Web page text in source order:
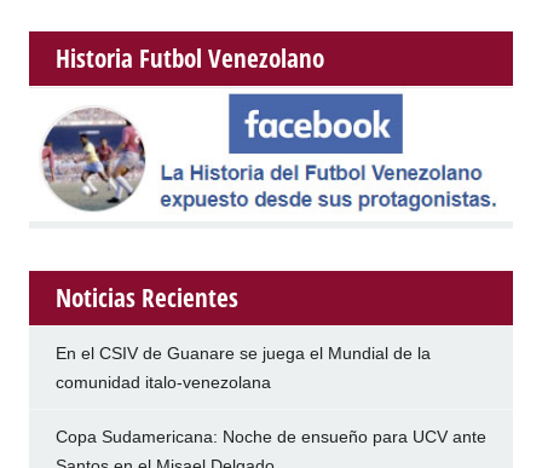
Historia Futbol Venezolano
Noticias Recientes
En el CSIV de Guanare se juega el Mundial de la
comunidad italo-venezolana
Copa Sudamericana: Noche de ensueño para UCV ante